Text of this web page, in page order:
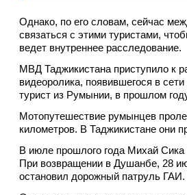
Однако, по его словам, сейчас
связаться с этими туристами,
ведет внутреннее расследование.
МВД Таджикистана приступило к
видеоролика, появившегося в
турист из Румынии, в прошлом
Мотопутешествие румынцев
километров. В Таджикистане они
В июле прошлого года Михай Сика
При возвращении в Душанбе, 28
остановил дорожный патруль ГАИ.